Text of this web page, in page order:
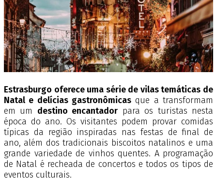
Estrasburgo oferece uma série de vilas temáticas de
Natal e delícias gastronômicas que a transformam
em um destino encantador para os turistas nesta
época do ano. Os visitantes podem provar comidas
típicas da região inspiradas nas festas de final de
ano, além dos tradicionais biscoitos natalinos e uma
grande variedade de vinhos quentes. A programação
de Natal é recheada de concertos e todos os tipos de
eventos culturais.